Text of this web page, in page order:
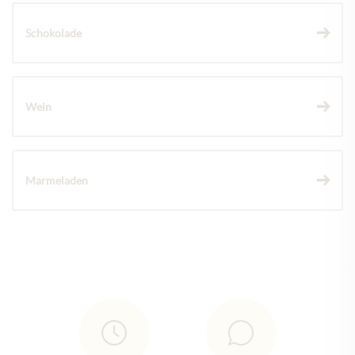
Schokolade
Wein
Marmeladen